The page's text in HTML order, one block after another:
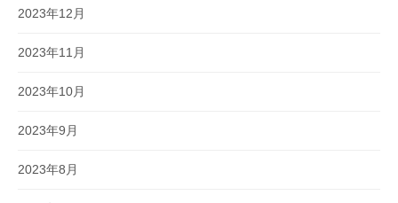
2023年12月
2023年11月
2023年10月
2023年9月
2023年8月